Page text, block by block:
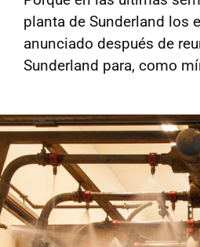
planta de Sunderland los
anunciado después de
Sunderland para, como